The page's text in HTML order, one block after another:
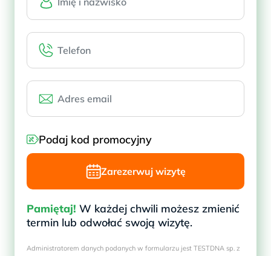
Podaj kod promocyjny
Zarezerwuj wizytę
Pamiętaj! W każdej chwili możesz zmienić
termin lub odwołać swoją wizytę.
Administratorem danych podanych w formularzu jest TESTDNA sp. z